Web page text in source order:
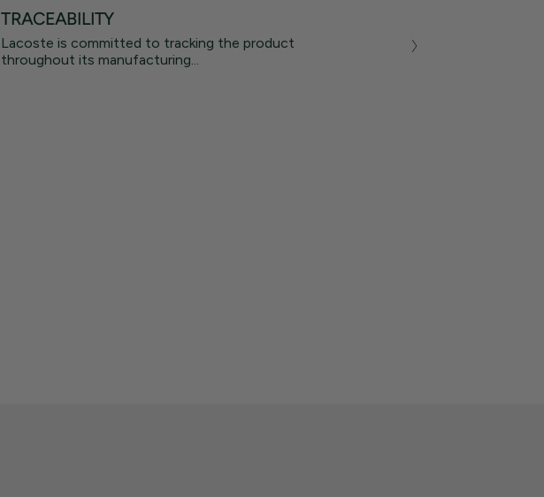
TRACEABILITY
Lacoste is committed to tracking the product
throughout its manufacturing...